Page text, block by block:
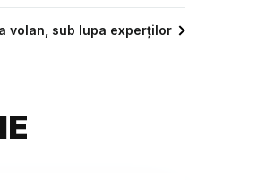
volan, sub lupa experților